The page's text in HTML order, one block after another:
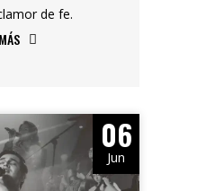
de fe.
06
Jun